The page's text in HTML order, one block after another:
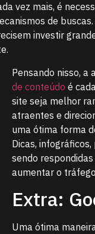
vez mais, é
de
investir
Pensando nisso, a
de conteúdo é
site seja melhor
atraentes e
uma ótima forma
Dicas,
sendo
aumentar o
Extra:
Uma ótima